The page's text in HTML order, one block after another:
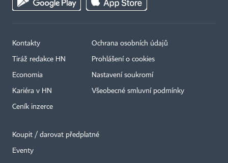
Kontakty
Tiráž redakce HN
Economia
Kariéra v HN
Ceník inzerce
Ochrana osobních údajů
Prohlášení o cookies
Nastavení soukromí
Všeobecné smluvní podmínky
Koupit / darovat předplatné
Eventy